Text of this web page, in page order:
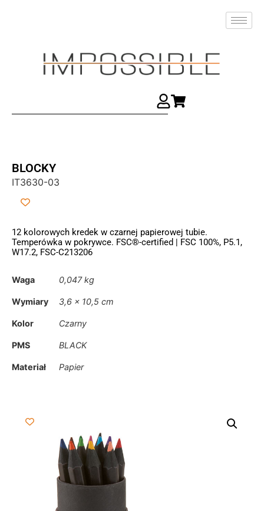
BLOCKY
IT3630-03
12 kolorowych kredek w czarnej papierowej tubie.
Temperówka w pokrywce. FSC®-certified | FSC 100%, P5.1,
W17.2, FSC-C213206
Waga 0,047 kg
Wymiary 3,6 × 10,5 cm
Kolor Czarny
PMS BLACK
Materiał Papier